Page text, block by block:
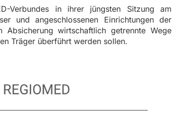
Verbundes in ihrer jüngsten Sitzung am
und angeschlossenen Einrichtungen der
Absicherung wirtschaftlich getrennte Wege
Träger überführt werden sollen.